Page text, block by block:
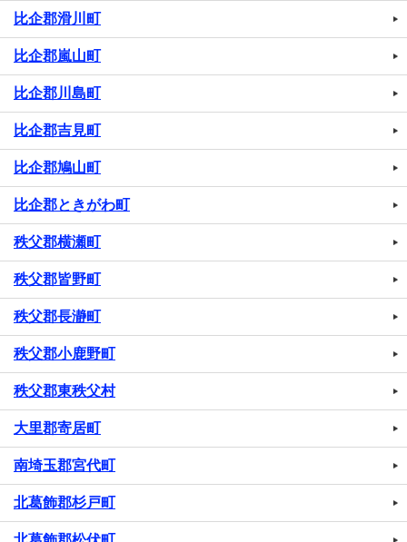
比企郡滑川町
比企郡嵐山町
比企郡川島町
比企郡吉見町
比企郡鳩山町
比企郡ときがわ町
秩父郡横瀬町
秩父郡皆野町
秩父郡長瀞町
秩父郡小鹿野町
秩父郡東秩父村
大里郡寄居町
南埼玉郡宮代町
北葛飾郡杉戸町